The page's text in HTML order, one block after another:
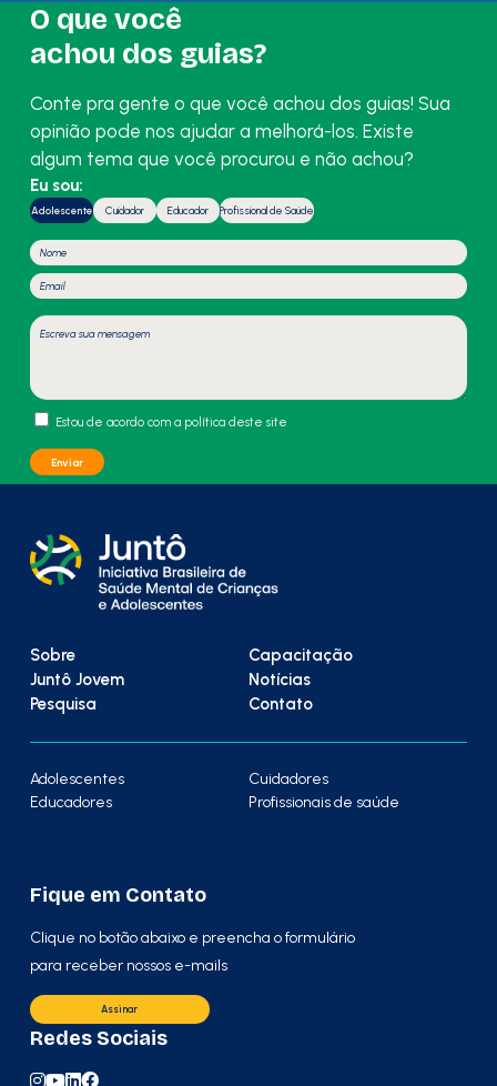
O que você
achou dos guias?
Conte pra gente o que você achou dos guias! Sua
opinião pode nos ajudar a melhorá-los. Existe
algum tema que você procurou e não achou?
Eu sou:
Adolescente Cuidador Educador Profissional de Saúde
Estou de acordo com a política deste site
Sobre
Capacitação
Juntô Jovem
Notícias
Pesquisa
Contato
Adolescentes
Cuidadores
Educadores
Profissionais de saúde
Fique em Contato
Clique no botão abaixo e preencha o formulário
para receber nossos e-mails
Assinar
Redes Sociais